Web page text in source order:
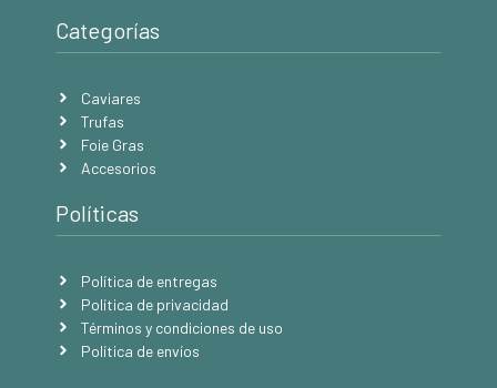
Categorías
Caviares
Trufas
Foie Gras
Accesorios
Políticas
Política de entregas
Política de privacidad
Términos y condiciones de uso
Política de envíos